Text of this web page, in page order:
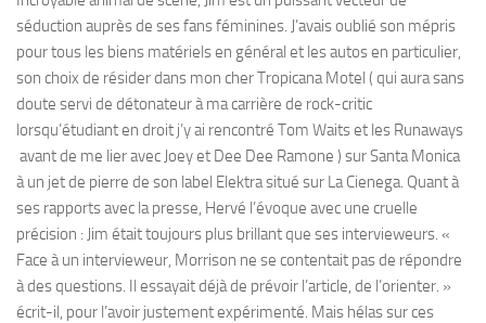
séduction auprès de ses fans féminines. J’avais oublié son mépris
pour tous les biens matériels en général et les autos en particulier,
son choix de résider dans mon cher Tropicana Motel ( qui aura sans
doute servi de détonateur à ma carrière de rock-critic
lorsqu’étudiant en droit j’y ai rencontré Tom Waits et les Runaways
avant de me lier avec Joey et Dee Dee Ramone ) sur Santa Monica
à un jet de pierre de son label Elektra situé sur La Cienega. Quant à
ses rapports avec la presse, Hervé l’évoque avec une cruelle
précision : Jim était toujours plus brillant que ses intervieweurs. «
Face à un intervieweur, Morrison ne se contentait pas de répondre
à des questions. Il essayait déjà de prévoir l’article, de l’orienter. »
écrit-il, pour l’avoir justement expérimenté. Mais hélas sur ces